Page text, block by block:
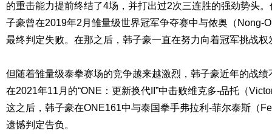
的重击能力提前终结了4场，并打出过2次三连胜的强劲势头
子豪曾在2019年2月雏量级世界冠军争夺赛中与侬奥（Nong-
最终判定失败。在那之后，韩子豪一直在努力向着冠军挑战权
但随着雏量级泰拳赛场的竞争越来越激烈，韩子豪近年的战
在2021年11月的“ONE：更新换代II”中击败维克多-品托（
这之后，韩子豪在ONE161中与泰国拳手弗拉利-菲尔泰斯（
遗憾判定告负。